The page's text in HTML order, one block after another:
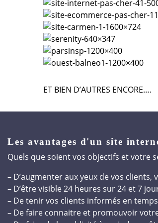
ET BIEN D’AUTRES ENCORE….
Les avantages d'un site
Quels que soient vos objectifs et votre
– D’augmenter aux yeux de vos
– D’être visible 24 heures sur 24 et 7
– De tenir vos clients informés en
– De faire connaitre et promouvoir